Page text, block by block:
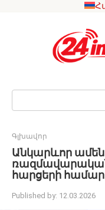
Search:
Գլխավոր
Անկարևոր
ռազմավարական
հարցերի
Published by: 12.03.2026